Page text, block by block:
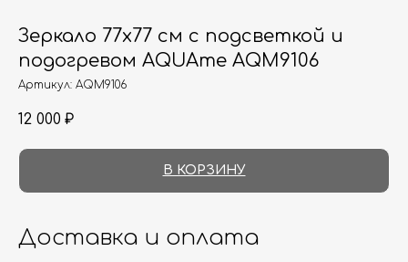
Зеркало 77х77 см с подсветкой и
подогревом AQUAme AQM9106
Артикул: AQM9106
12 000 ₽
В КОРЗИНУ
Доставка и оплата